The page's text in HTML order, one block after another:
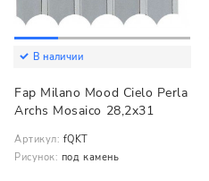
В наличии
Fap Milano Mood Cielo Perla
Archs Mosaico 28,2x31
Артикул: fQKT
Рисунок: под камень